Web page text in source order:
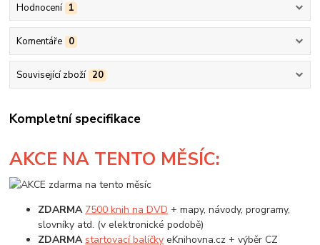
Hodnocení 1
Komentáře 0
Související zboží 20
Kompletní specifikace
AKCE NA TENTO MĚSÍC:
ZDARMA 7500 knih na DVD + mapy, návody, programy,
slovníky atd. (v elektronické podobě)
ZDARMA startovací balíčky eKnihovna.cz + výběr CZ